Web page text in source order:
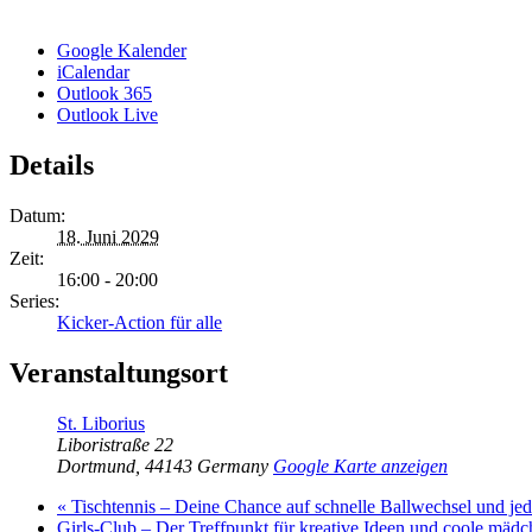
Google Kalender
iCalendar
Outlook 365
Outlook Live
Details
Datum:
18. Juni 2029
Zeit:
16:00 - 20:00
Series:
Kicker-Action für alle
Veranstaltungsort
St. Liborius
Liboristraße 22
Dortmund 44143 Germany Google Karte anzeigen
« Tischtennis – Deine Chance auf schnelle Ballwechsel und
Girls-Club – Der Treffpunkt für kreative Ideen und coole